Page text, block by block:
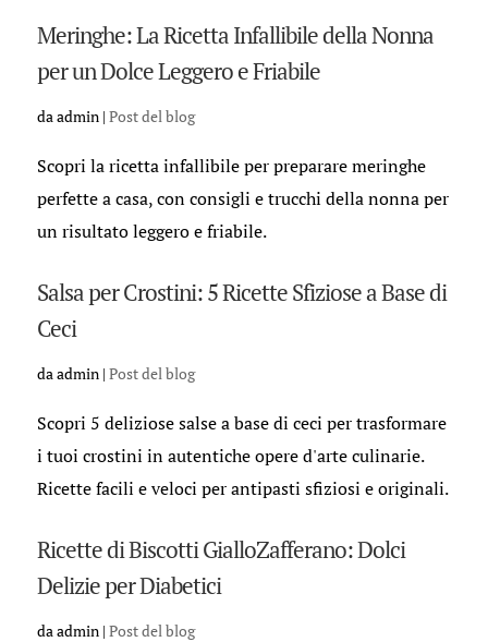
Meringhe: La Ricetta Infallibile della Nonna
per un Dolce Leggero e Friabile
daadmin| Post del blog
Scopri la ricetta infallibile per preparare meringhe
perfette a casa, con consigli e trucchi della nonna per
un risultato leggero e friabile.
Salsa per Crostini: 5 Ricette Sfiziose a Base di
Ceci
daadmin| Post del blog
Scopri 5 deliziose salse a base di ceci per trasformare
i tuoi crostini in autentiche opere d'arte culinarie.
Ricette facili e veloci per antipasti sfiziosi e originali.
Ricette di Biscotti GialloZafferano: Dolci
Delizie per Diabetici
daadmin| Post del blog